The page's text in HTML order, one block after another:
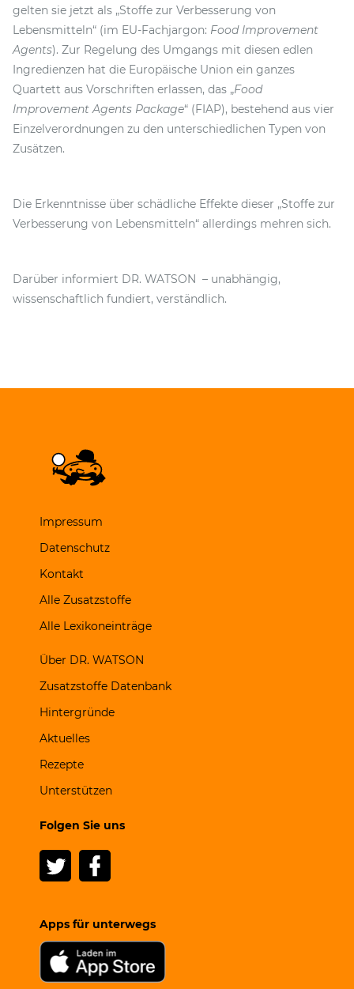
gelten sie jetzt als „Stoffe zur Verbesserung von
Lebensmitteln“ (im EU-Fachjargon: Food Improvement
Agents). Zur Regelung des Umgangs mit diesen edlen
Ingredienzen hat die Europäische Union ein ganzes
Quartett aus Vorschriften erlassen, das „Food
Improvement Agents Package“ (FIAP), bestehend aus vier
Einzelverordnungen zu den unterschiedlichen Typen von
Zusätzen.
Die Erkenntnisse über schädliche Effekte dieser „Stoffe zur
Verbesserung von Lebensmitteln“ allerdings mehren sich.
Darüber informiert DR. WATSON – unabhängig,
wissenschaftlich fundiert, verständlich.
Impressum
Datenschutz
Kontakt
Alle Zusatzstoffe
Alle Lexikoneinträge
Über DR. WATSON
Zusatzstoffe Datenbank
Hintergründe
Aktuelles
Rezepte
Unterstützen
Folgen Sie uns
Apps für unterwegs